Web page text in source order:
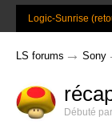
Logic-Sunrise
LS forums → Sony
Débuté par